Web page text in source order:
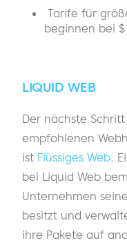
Tarife für
beginnen bei
LIQUID WEB
Der nächste
empfohlenen
ist Flüssiges Web.
bei Liquid Web
Unternehmen
besitzt und
ihre Pakete auf